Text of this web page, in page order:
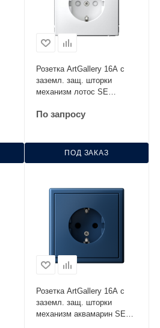
Розетка ArtGallery 16А с
заземл. защ. шторки
механизм лотос SE
По запросу
ПОД ЗАКАЗ
Розетка ArtGallery 16А с
заземл. защ. шторки
механизм аквамарин SE